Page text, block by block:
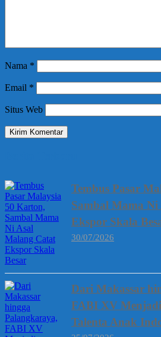
Nama *
Email *
Situs Web
Tembus Pasar
Sambal Mama
Ekspor Skala
30/07/2026
Dari Makassar
FABI XV
Talenta Anak